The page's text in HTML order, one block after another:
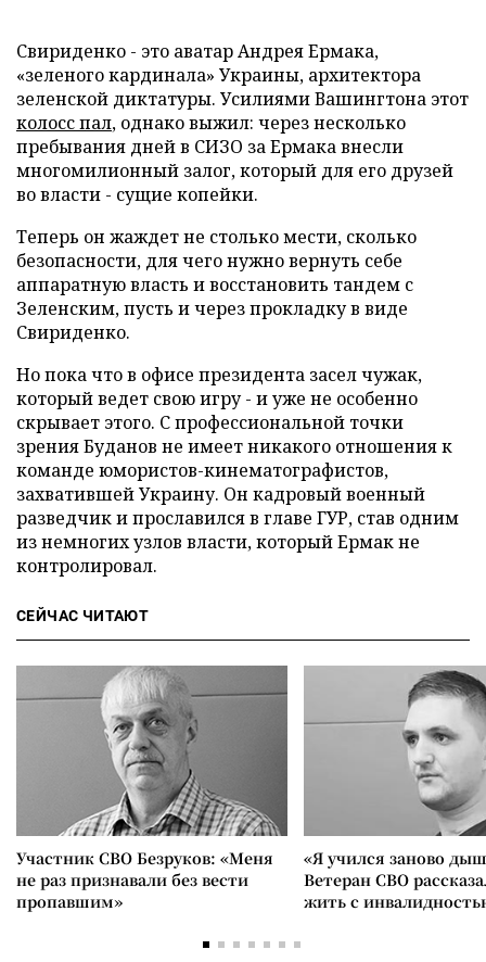
Свириденко - это аватар Андрея Ермака,
«зеленого кардинала» Украины, архитектора
зеленской диктатуры. Усилиями Вашингтона этот
колосс пал, однако выжил: через несколько
пребывания дней в СИЗО за Ермака внесли
многомилионный залог, который для его друзей
во власти - сущие копейки.
Теперь он жаждет не столько мести, сколько
безопасности, для чего нужно вернуть себе
аппаратную власть и восстановить тандем с
Зеленским, пусть и через прокладку в виде
Свириденко.
Но пока что в офисе президента засел чужак,
который ведет свою игру - и уже не особенно
скрывает этого. С профессиональной точки
зрения Буданов не имеет никакого отношения к
команде юмористов-кинематографистов,
захватившей Украину. Он кадровый военный
разведчик и прославился в главе ГУР, став одним
из немногих узлов власти, который Ермак не
контролировал.
СЕЙЧАС ЧИТАЮТ
Участник СВО Безруков: «Меня
не раз признавали без вести
пропавшим»
«Я учился заново
Ветеран СВО
жить с